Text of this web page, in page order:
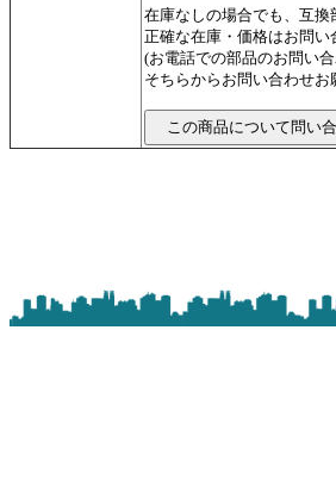
在庫なしの場合でも、互
正確な在庫・価格はお問い
(お電話での部品のお問い
そちらからお問い合わせお